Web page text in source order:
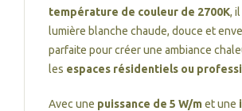
température de couleur de 2700K,
lumière blanche chaude, douce et
parfaite pour créer une ambiance
les espaces résidentiels ou
Avec une puissance de 5 W/met une